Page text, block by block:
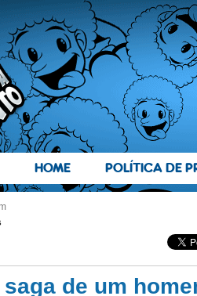
HOME POLÍTICA DE
de um